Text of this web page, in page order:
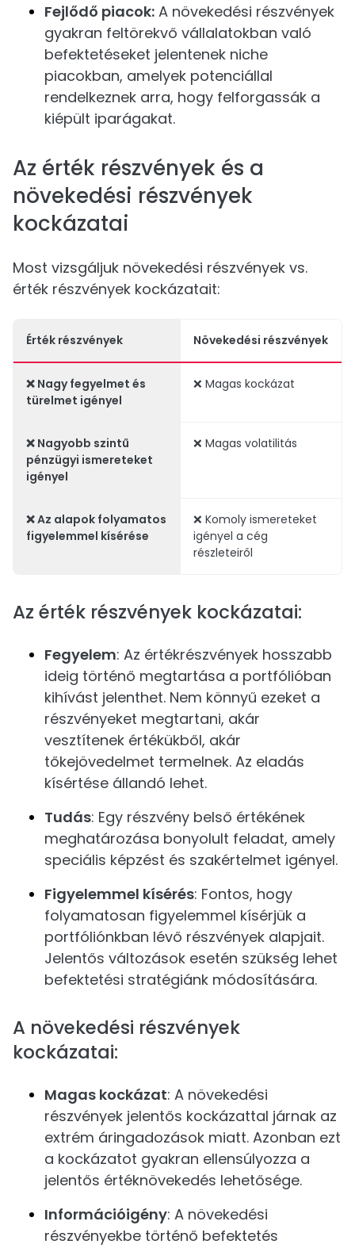
Fejlődő piacok: A növekedési részvények
gyakran feltörekvő vállalatokban való
befektetéseket jelentenek niche
piacokban, amelyek potenciállal
rendelkeznek arra, hogy felforgassák a
kiépült iparágakat.
Az érték részvények és a
növekedési részvények
kockázatai
Most vizsgáljuk növekedési részvények vs.
érték részvények kockázatait:
Érték részvények Növekedési részvények
❌ Nagy fegyelmet és
türelmet igényel
❌ Magas kockázat
❌ Nagyobb szintű
pénzügyi ismereteket
igényel
❌ Magas volatilitás
❌ Az alapok folyamatos
figyelemmel kísérése
❌ Komoly ismereteket
igényel a cég
részleteiről
Az érték részvények kockázatai:
Fegyelem: Az értékrészvények hosszabb
ideig történő megtartása a portfólióban
kihívást jelenthet. Nem könnyű ezeket a
részvényeket megtartani, akár
vesztítenek értékükből, akár
tőkejövedelmet termelnek. Az eladás
kísértése állandó lehet.
Tudás: Egy részvény belső értékének
meghatározása bonyolult feladat, amely
speciális képzést és szakértelmet igényel.
Figyelemmel kísérés: Fontos, hogy
folyamatosan figyelemmel kísérjük a
portfóliónkban lévő részvények alapjait.
Jelentős változások esetén szükség lehet
befektetési stratégiánk módosítására.
A növekedési részvények
kockázatai:
Magas kockázat: A növekedési
részvények jelentős kockázattal járnak az
extrém áringadozások miatt. Azonban ezt
a kockázatot gyakran ellensúlyozza a
jelentős értéknövekedés lehetősége.
Információigény: A növekedési
részvényekbe történő befektetés